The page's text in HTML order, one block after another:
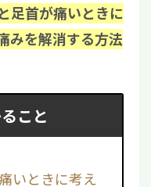
足首が痛いときに
みを解消する方法
こと
いときに考え